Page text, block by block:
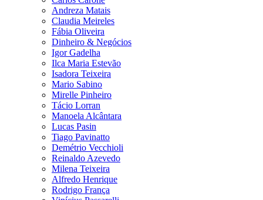
Andreza Matais
Claudia Meireles
Fábia Oliveira
Dinheiro & Negócios
Igor Gadelha
Ilca Maria Estevão
Isadora Teixeira
Mario Sabino
Mirelle Pinheiro
Tácio Lorran
Manoela Alcântara
Lucas Pasin
Tiago Pavinatto
Demétrio Vecchioli
Reinaldo Azevedo
Milena Teixeira
Alfredo Henrique
Rodrigo França